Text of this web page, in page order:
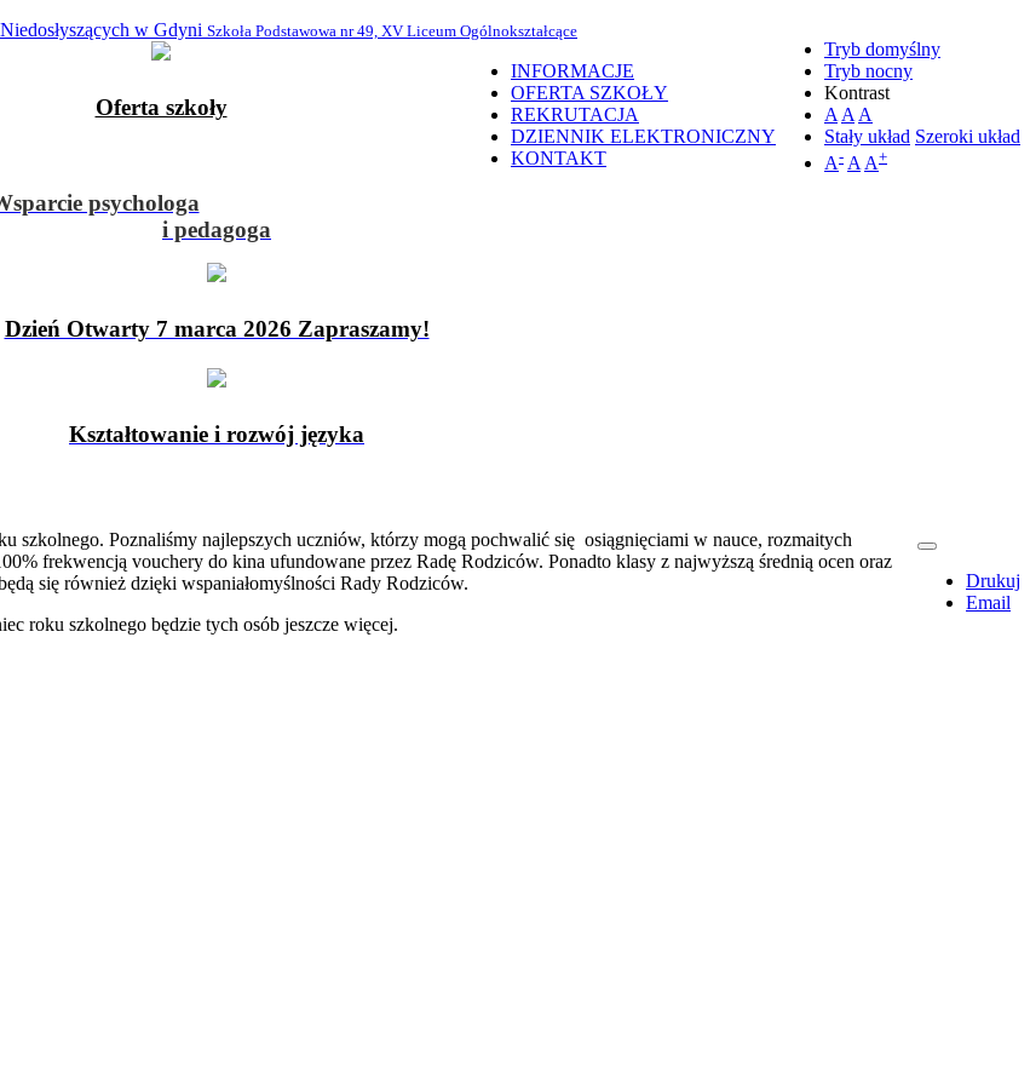
Tryb domyślny
Tryb nocny
Kontrast
A A A
Stały układ Szeroki układ
A- A A+
w Gdyni Szkoła Podstawowa nr 49, XV Liceum Ogólnokształcące
INFORMACJE
OFERTA SZKOŁY
REKRUTACJA
DZIENNIK ELEKTRONICZNY
KONTAKT
Oferta szkoły
psychologa
i pedagoga
Dzień Otwarty 7 marca 2026 Zapraszamy!
Kształtowanie i rozwój języka
Drukuj
Email
szkolnego. Poznaliśmy najlepszych uczniów, którzy mogą pochwalić się osiągnięciami w nauce, rozmaitych
frekwencją vouchery do kina ufundowane przez Radę Rodziców. Ponadto klasy z najwyższą średnią ocen oraz
się również dzięki wspaniałomyślności Rady Rodziców.
roku szkolnego będzie tych osób jeszcze więcej.